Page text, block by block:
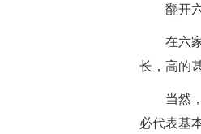
翻开
在六
长，高的
当然
必代表基